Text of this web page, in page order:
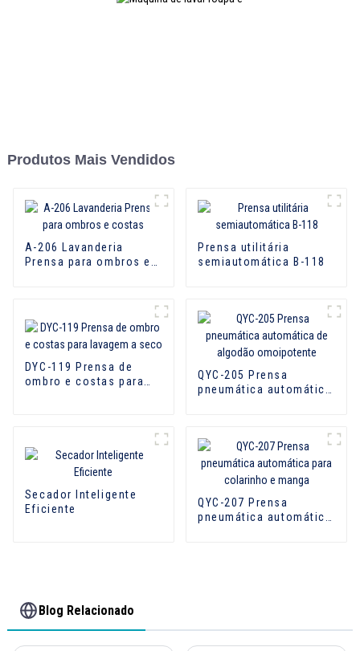
Produtos Mais Vendidos
A-206 Lavanderia
Prensa para ombros e
Prensa utilitária
semiautomática B-118
DYC-119 Prensa de
ombro e costas para
QYC-205 Prensa
pneumática automática
Secador Inteligente
Eficiente
QYC-207 Prensa
pneumática automática
Blog Relacionado